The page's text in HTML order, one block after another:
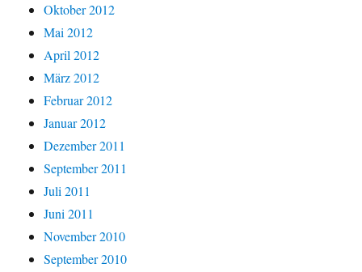
Oktober 2012
Mai 2012
April 2012
März 2012
Februar 2012
Januar 2012
Dezember 2011
September 2011
Juli 2011
Juni 2011
November 2010
September 2010